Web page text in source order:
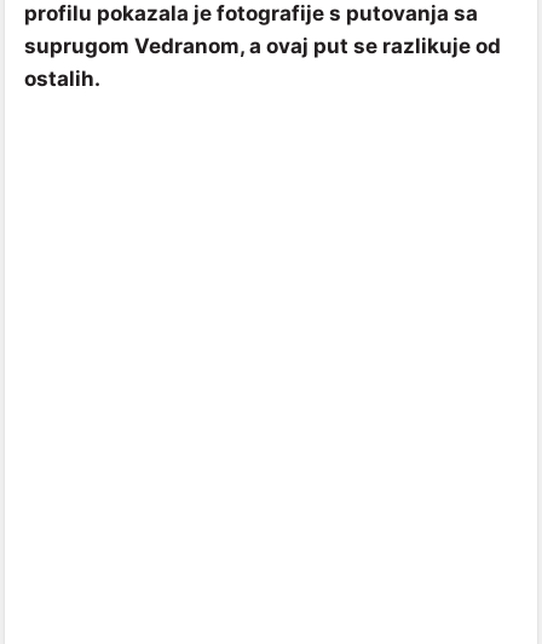
profilu pokazala je fotografije s putovanja sa
suprugom Vedranom, a ovaj put se razlikuje od
ostalih.